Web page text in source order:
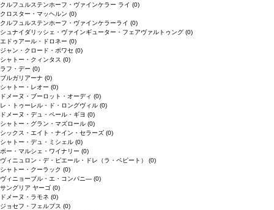
クルフュルステンホーフ・ヴァインケラー ライ (0)
クロスター・マッヘルン (0)
クルフュルステンホーフ・ヴァインケラーライ (0)
シュナイダリッシェ・ヴァインギューター・フェアヴァルトゥング (0)
エドゥアール・ドロネー (0)
ジャン・クロード・ボワセ (0)
シャトー・クィンタス (0)
ラフ・デー (0)
ブルガリアーナ (0)
シャトー・レオー (0)
ドメーヌ・ブーロット・オーディ (0)
レ・トゥーレル・ド・ロングヴィル (0)
ドメーヌ・デュ・ペール・ギヨ (0)
シャトー・グラン・マズロール (0)
シックス・エイト・ナイン・セラーズ (0)
シャトー・デュ・ミシェル (0)
ボー・マルシェ・ワイナリー (0)
ヴィニュロン・デ・ピエール・ドレ（ラ・ペピート） (0)
シャトー・クーラック (0)
ヴィニョーブル・エ・コンパニ― (0)
サングリア ヤーゴ (0)
ドメーヌ・ラモネ (0)
ジョセフ・フェルプス (0)